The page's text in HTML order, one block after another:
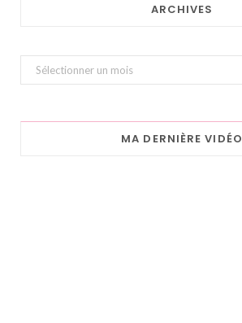
ARCHIVES
Archives
MA DERNIÈRE VIDÉO